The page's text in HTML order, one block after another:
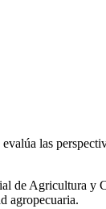
las
de Agricultura y
agropecuaria.